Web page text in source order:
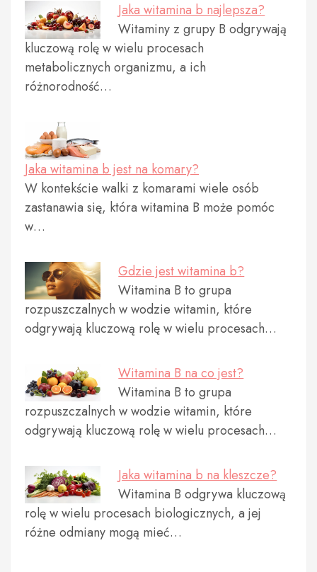
Jaka witamina b najlepsza?
Witaminy z grupy B odgrywają
kluczową rolę w wielu procesach
metabolicznych organizmu, a ich
różnorodność…
Jaka witamina b jest na komary?
W kontekście walki z komarami wiele osób
zastanawia się, która witamina B może pomóc
w…
Gdzie jest witamina b?
Witamina B to grupa
rozpuszczalnych w wodzie witamin, które
odgrywają kluczową rolę w wielu procesach…
Witamina B na co jest?
Witamina B to grupa
rozpuszczalnych w wodzie witamin, które
odgrywają kluczową rolę w wielu procesach…
Jaka witamina b na kleszcze?
Witamina B odgrywa kluczową
rolę w wielu procesach biologicznych, a jej
różne odmiany mogą mieć…